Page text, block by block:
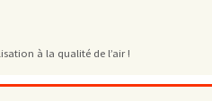
à la qualité de l’air !